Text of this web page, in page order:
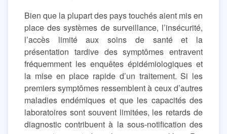
Bien que la plupart des pays touchés aient mis en
place des systèmes de surveillance, l’insécurité,
l’accès limité aux soins de santé et la
présentation tardive des symptômes entravent
fréquemment les enquêtes épidémiologiques et
la mise en place rapide d’un traitement. Si les
premiers symptômes ressemblent à ceux d’autres
maladies endémiques et que les capacités des
laboratoires sont souvent limitées, les retards de
diagnostic contribuent à la sous-notification des